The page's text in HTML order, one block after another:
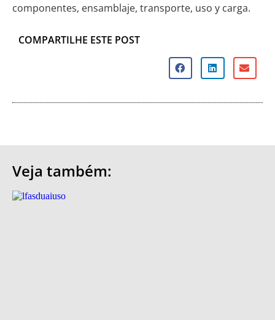
componentes, ensamblaje, transporte, uso y carga.
COMPARTILHE ESTE POST
Veja também: